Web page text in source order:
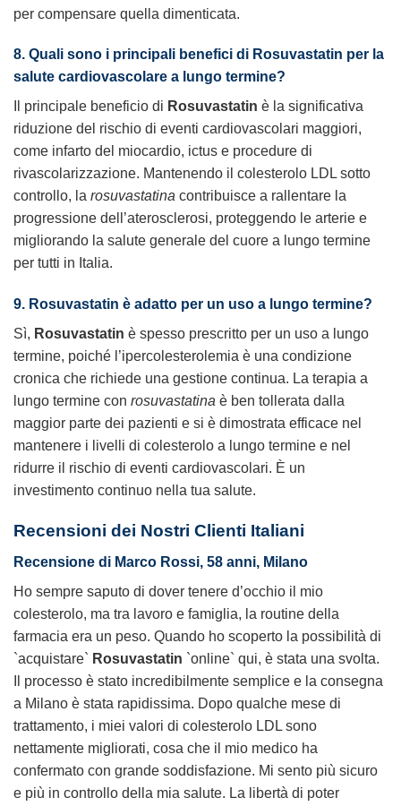
per compensare quella dimenticata.
8. Quali sono i principali benefici di Rosuvastatin per la
salute cardiovascolare a lungo termine?
Il principale beneficio di Rosuvastatin è la significativa
riduzione del rischio di eventi cardiovascolari maggiori,
come infarto del miocardio, ictus e procedure di
rivascolarizzazione. Mantenendo il colesterolo LDL sotto
controllo, la rosuvastatina contribuisce a rallentare la
progressione dell’aterosclerosi, proteggendo le arterie e
migliorando la salute generale del cuore a lungo termine
per tutti in Italia.
9. Rosuvastatin è adatto per un uso a lungo termine?
Sì, Rosuvastatin è spesso prescritto per un uso a lungo
termine, poiché l’ipercolesterolemia è una condizione
cronica che richiede una gestione continua. La terapia a
lungo termine con rosuvastatina è ben tollerata dalla
maggior parte dei pazienti e si è dimostrata efficace nel
mantenere i livelli di colesterolo a lungo termine e nel
ridurre il rischio di eventi cardiovascolari. È un
investimento continuo nella tua salute.
Recensioni dei Nostri Clienti Italiani
Recensione di Marco Rossi, 58 anni, Milano
Ho sempre saputo di dover tenere d’occhio il mio
colesterolo, ma tra lavoro e famiglia, la routine della
farmacia era un peso. Quando ho scoperto la possibilità di
`acquistare` Rosuvastatin `online` qui, è stata una svolta.
Il processo è stato incredibilmente semplice e la consegna
a Milano è stata rapidissima. Dopo qualche mese di
trattamento, i miei valori di colesterolo LDL sono
nettamente migliorati, cosa che il mio medico ha
confermato con grande soddisfazione. Mi sento più sicuro
e più in controllo della mia salute. La libertà di poter